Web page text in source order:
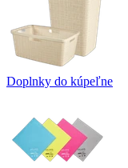
Doplnky do kúpeľne